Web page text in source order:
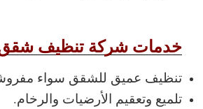
خدمات شركة تنظيف شقق
تنظيف عميق للشقق سواء
تلميع وتعقيم الأرضيات والرخام.